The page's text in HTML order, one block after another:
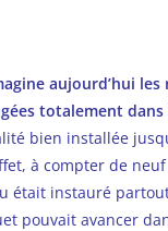
aujourd’hui les
totalement
bien installée
à compter de
était instauré
pouvait avancer